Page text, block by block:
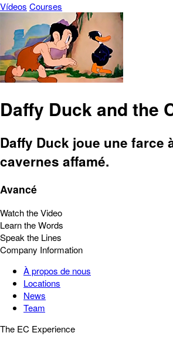
Vídeos Courses
Daffy Duck and the
Daffy Duck joue une farce
cavernes affamé.
Avancé
Watch the Video
Learn the Words
Speak the Lines
Company Information
À propos de nous
Locations
News
Team
The EC Experience